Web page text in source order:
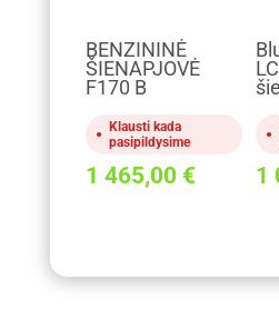
BENZININĖ
ŠIENAPJOVĖ
F170 B
Klausti kada
pasipildysime
1 465,00 € 1